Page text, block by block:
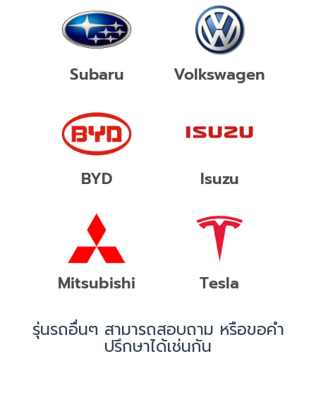
Subaru Volkswagen
BYD Isuzu
Mitsubishi Tesla
รุ่นรถอื่นๆ สามารถสอบถาม หรือขอคำ
ปรึกษาได้เช่นกัน